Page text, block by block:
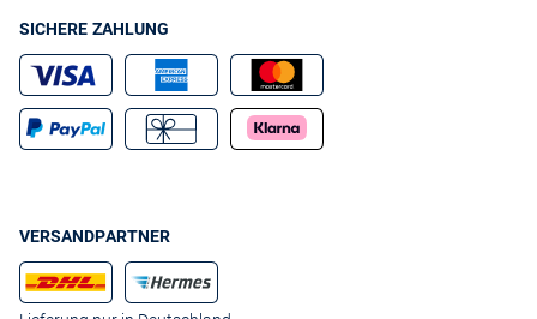
SICHERE ZAHLUNG
VERSANDPARTNER